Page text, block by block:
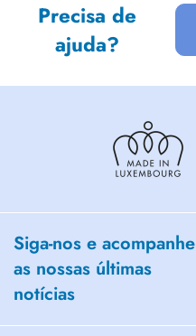
Precisa de
ajuda?
Siga-nos e acompanhe
as nossas últimas
notícias